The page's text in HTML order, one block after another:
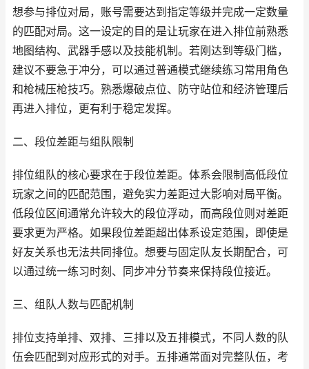
想参与排位对局，账号需要达到指定等级并完成一定数量
的匹配对局。这一设定的目的是让玩家在进入排位前熟悉
地图结构、武器手感以及技能机制。若刚达到等级门槛，
建议不要急于冲分，可以通过普通模式继续练习常用角色
和枪械压枪技巧。熟悉爆破点位、防守站位和经济管理后
再进入排位，更有利于稳定发挥。
二、段位差距与组队限制
排位组队的核心要求在于段位差距。体系会限制高低段位
玩家之间的匹配范围，避免实力差距过大影响对局平衡。
低段位区间通常允许较大的段位浮动，而高段位则对差距
要求更为严格。如果段位差距超出体系设定范围，即使是
好友关系也无法共同排位。想要与固定队友长期配合，可
以通过统一练习时刻、同步冲分节奏来保持段位接近。
三、组队人数与匹配机制
排位支持单排、双排、三排以及五排模式，不同人数的队
伍会匹配到对应形式的对手。五排通常面对完整队伍，考